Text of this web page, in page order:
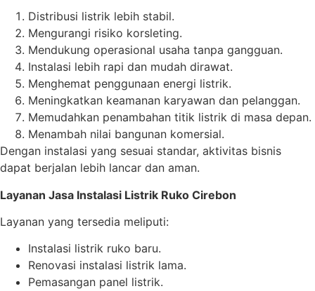
Distribusi listrik lebih stabil.
Mengurangi risiko korsleting.
Mendukung operasional usaha tanpa gangguan.
Instalasi lebih rapi dan mudah dirawat.
Menghemat penggunaan energi listrik.
Meningkatkan keamanan karyawan dan pelanggan.
Memudahkan penambahan titik listrik di masa depan.
Menambah nilai bangunan komersial.
Dengan instalasi yang sesuai standar, aktivitas bisnis
dapat berjalan lebih lancar dan aman.
Layanan Jasa Instalasi Listrik Ruko Cirebon
Layanan yang tersedia meliputi:
Instalasi listrik ruko baru.
Renovasi instalasi listrik lama.
Pemasangan panel listrik.